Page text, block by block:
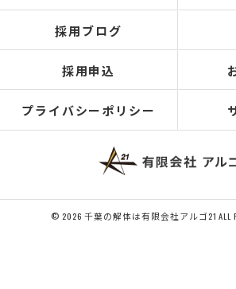
採用ブログ
採用申込
プライバシーポリシー
© 2026 千葉の解体は有限会社アルゴ21 ALL